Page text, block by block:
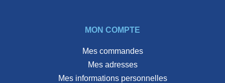
MON COMPTE
Mes commandes
Mes adresses
Mes informations personnelles